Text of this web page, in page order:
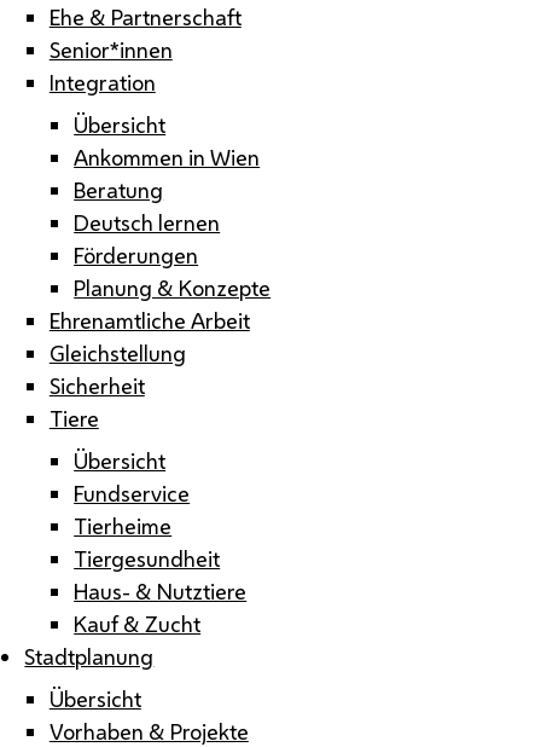
Ehe & Partnerschaft
Senior*innen
Integration
Übersicht
Ankommen in Wien
Beratung
Deutsch lernen
Förderungen
Planung & Konzepte
Ehrenamtliche Arbeit
Gleichstellung
Sicherheit
Tiere
Übersicht
Fundservice
Tierheime
Tiergesundheit
Haus- & Nutztiere
Kauf & Zucht
Stadtplanung
Übersicht
Vorhaben & Projekte